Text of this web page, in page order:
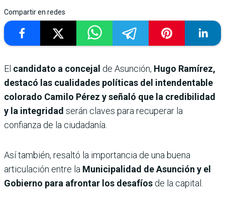
Compartir en redes
El candidato a concejal de Asunción, Hugo Ramírez,
destacó las cualidades políticas del intendentable
colorado Camilo Pérez y señaló que la credibilidad
y la integridad serán claves para recuperar la
confianza de la ciudadanía.
Así también, resaltó la importancia de una buena
articulación entre la Municipalidad de Asunción y el
Gobierno para afrontar los desafíos de la capital.